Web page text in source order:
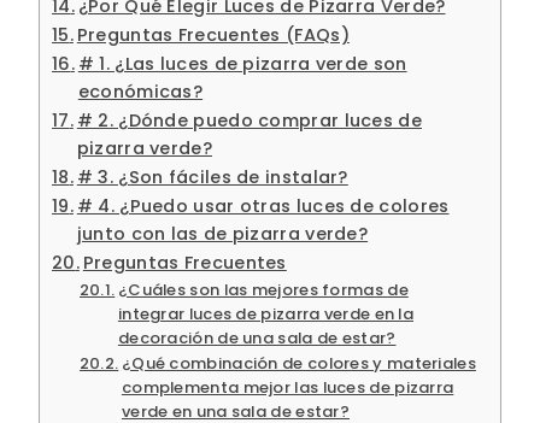
¿Por Qué Elegir Luces de Pizarra Verde?
Preguntas Frecuentes (FAQs)
# 1. ¿Las luces de pizarra verde son
económicas?
# 2. ¿Dónde puedo comprar luces de
pizarra verde?
# 3. ¿Son fáciles de instalar?
# 4. ¿Puedo usar otras luces de colores
junto con las de pizarra verde?
Preguntas Frecuentes
¿Cuáles son las mejores formas de
integrar luces de pizarra verde en la
decoración de una sala de estar?
¿Qué combinación de colores y materiales
complementa mejor las luces de pizarra
verde en una sala de estar?